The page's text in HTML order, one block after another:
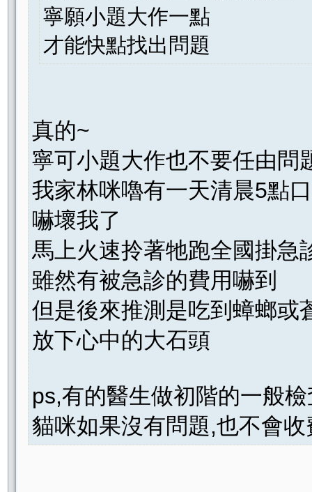
寧願小題大作一點
才能快點找出問題
真的~
寧可小題大作也不要任由問
我家林咪嚕有一天清晨5點
嚇壞我了
馬上火速拎著牠跑全國掛急
雖然有被急診的費用嚇到
但是後來推測是吃到蟑螂或
放下心中的大石頭
ps,有的醫生做初階的一般
貓咪如果沒有問題,也不會收